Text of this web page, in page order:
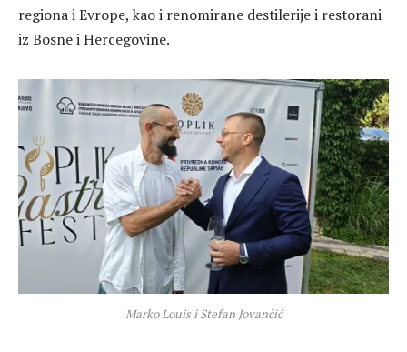
regiona i Evrope, kao i renomirane destilerije i restorani
iz Bosne i Hercegovine.
Marko Louis i Stefan Jovančić